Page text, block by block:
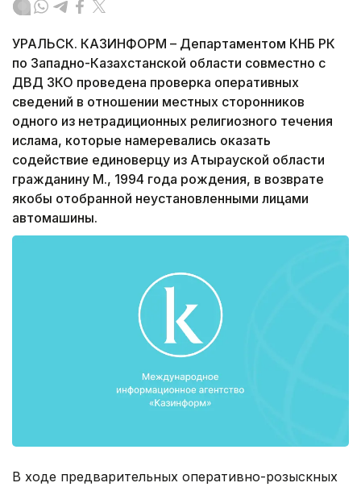
УРАЛЬСК. КАЗИНФОРМ – Департаментом КНБ РК
по Западно-Казахстанской области совместно с
ДВД ЗКО проведена проверка оперативных
сведений в отношении местных сторонников
одного из нетрадиционных религиозного течения
ислама, которые намеревались оказать
содействие единоверцу из Атырауской области
гражданину М., 1994 года рождения, в возврате
якобы отобранной неустановленными лицами
автомашины.
В ходе предварительных оперативно-розыскных